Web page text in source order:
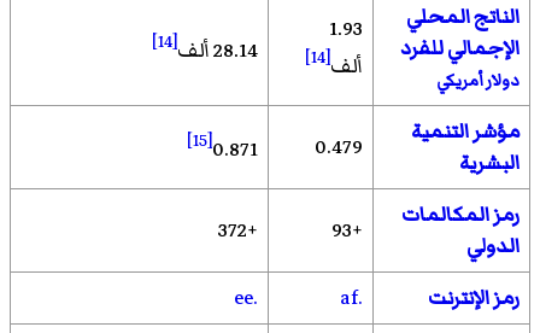
الناتج المحلي
الإجمالي للفرد
دولار أمريكي
1.93
ألف[14] 28.14 ألف [14]
مؤشر التنمية
البشرية
0.479
0.871
[15]
رمز المكالمات
الدولي
+93
+372
رمز الإنترنت .af
.ee